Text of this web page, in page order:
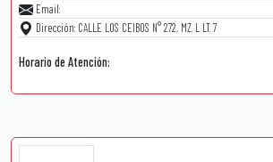
Email:
Dirección: CALLE LOS CEIBOS N° 272, MZ. L LT. 7
Horario de Atención: